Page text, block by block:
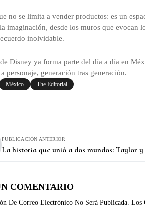
no se limita a vender productos: es un
imaginación, desde los muros que evocan
inolvidable.
Disney ya forma parte del día a día en
personaje, generación tras generación.
México The Editorial
PUBLICACIÓN ANTERIOR
La historia que unió a dos mundos: Taylor
COMENTARIO
De Correo Electrónico No Será Publicada. Los